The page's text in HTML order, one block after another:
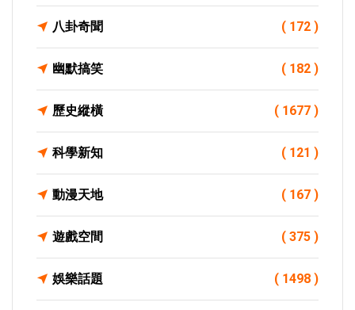
八卦奇聞 ( 172 )
幽默搞笑 ( 182 )
歷史縱橫 ( 1677 )
科學新知 ( 121 )
動漫天地 ( 167 )
遊戲空間 ( 375 )
娛樂話題 ( 1498 )